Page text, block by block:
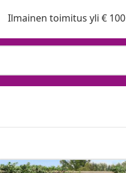
Ilmainen toimitus yli € 100